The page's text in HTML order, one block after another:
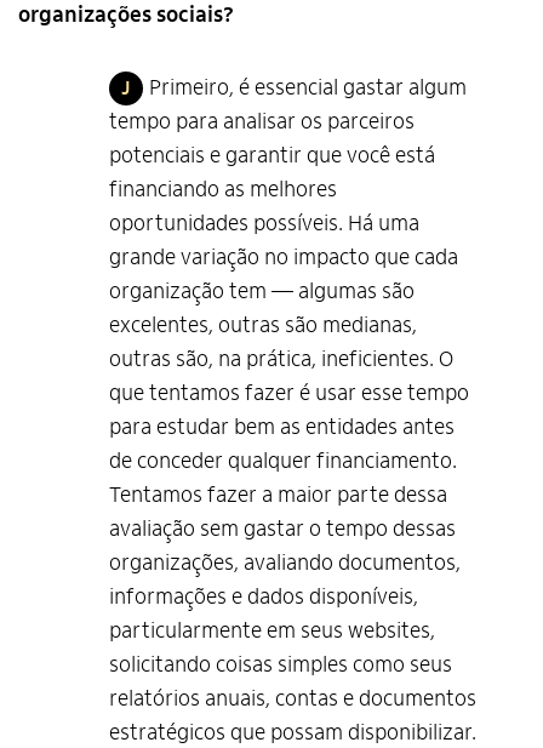
organizações sociais?
J
Primeiro, é essencial gastar algum
tempo para analisar os parceiros
potenciais e garantir que você está
financiando as melhores
oportunidades possíveis. Há uma
grande variação no impacto que cada
organização tem — algumas são
excelentes, outras são medianas,
outras são, na prática, ineficientes. O
que tentamos fazer é usar esse tempo
para estudar bem as entidades antes
de conceder qualquer financiamento.
Tentamos fazer a maior parte dessa
avaliação sem gastar o tempo dessas
organizações, avaliando documentos,
informações e dados disponíveis,
particularmente em seus websites,
solicitando coisas simples como seus
relatórios anuais, contas e documentos
estratégicos que possam disponibilizar.